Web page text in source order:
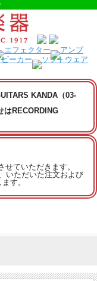
KANDA（03-
はRECORDING
ていただきます。
いただいた注文および
す。